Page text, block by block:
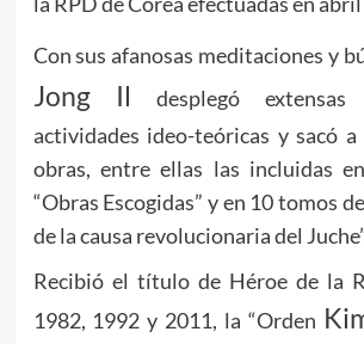
Con sus afanosas meditaciones y
Jong Il
desplegó
actividades ideo-teóricas y sacó a
obras, entre ellas las incluidas
“Obras Escogidas” y en 10 tomos
de la causa revolucionaria del
Recibió el título de Héroe de la
1982, 1992 y 2011, la “Orden